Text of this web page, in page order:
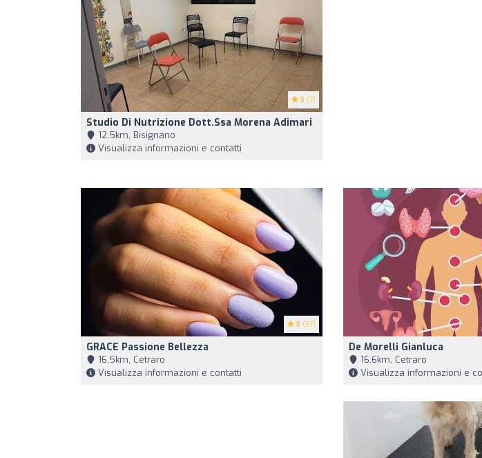
5 (7)
Studio Di Nutrizione Dott.ssa Morena Adimari
12,5km, Bisignano
Visualizza informazioni e contatti
5 (37)
GRACE Passione Bellezza
16,5km, Cetraro
Visualizza informazioni e contatti
De Morelli Gianluca
16,6km, Cetraro
Visualizza informazioni e